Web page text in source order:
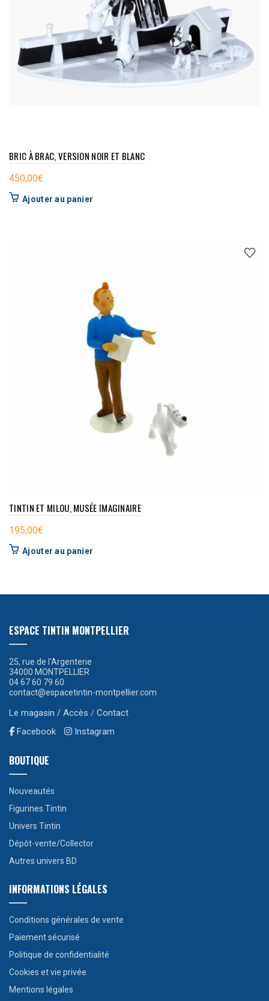
BRIC À BRAC, VERSION NOIR ET BLANC
450,00€
Ajouter au panier
TINTIN ET MILOU, MUSÉE IMAGINAIRE
195,00€
Ajouter au panier
ESPACE TINTIN MONTPELLIER
25, rue de l’Argenterie
34000 MONTPELLIER
04 67 60 79 60
contact@espacetintin-montpellier.com
Le magasin / Accès / Contact
Facebook
Instagram
BOUTIQUE
Nouveautés
Figurines Tintin
Univers Tintin
Dépôt-vente/Collector
Autres univers BD
INFORMATIONS LÉGALES
Conditions générales de vente
Paiement sécurisé
Politique de confidentialité
Cookies et vie privée
Mentions légales